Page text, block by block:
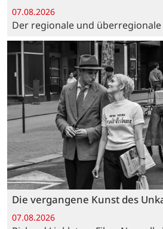
07.08.2026
Der regionale und
Die vergangene Kunst des
07.08.2026